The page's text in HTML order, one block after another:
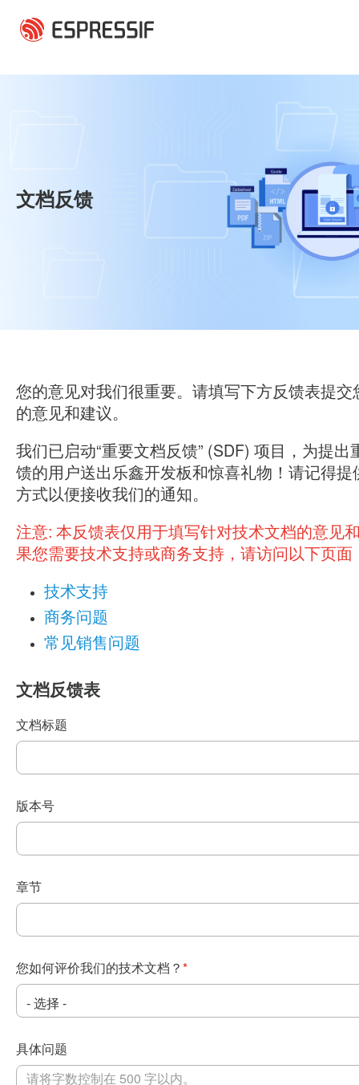
文档反馈
您的意见对我们很重要。请填写下方反馈表提交
的意见和建议。
我们已启动“重要文档反馈” (SDF) 项目，为提出
馈的用户送出乐鑫开发板和惊喜礼物！请记得提
方式以便接收我们的通知。
注意: 本反馈表仅用于填写针对技术文档的意见
果您需要技术支持或商务支持，请访问以下页面
技术支持
商务问题
常见销售问题
文档反馈表
文档标题
版本号
章节
您如何评价我们的技术文档？ *
具体问题